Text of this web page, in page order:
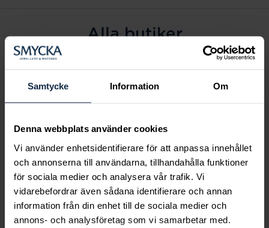
Samtycke Information Om
Denna webbplats använder cookies
Vi använder enhetsidentifierare för att anpassa innehållet
och annonserna till användarna, tillhandahålla funktioner
för sociala medier och analysera vår trafik. Vi
vidarebefordrar även sådana identifierare och annan
information från din enhet till de sociala medier och
annons- och analysföretag som vi samarbetar med.
Alla butiker
Alingsås
Arvidsjaur
Eksjö
Fagersta
Farsta
Gävle
Halmstad